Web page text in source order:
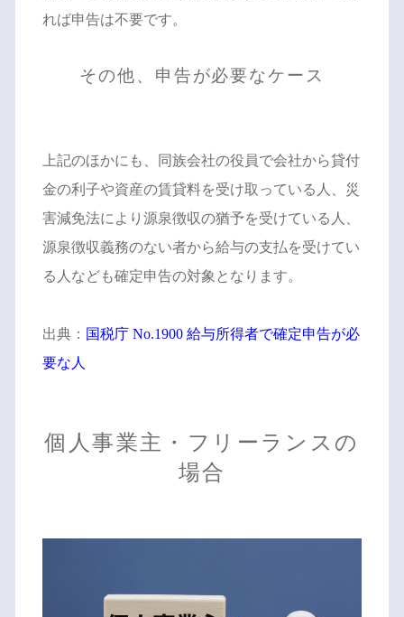
れば申告は不要です。
その他、申告が必要なケース
上記のほかにも、同族会社の役員で会社から貸付
金の利子や資産の賃貸料を受け取っている人、災
害減免法により源泉徴収の猶予を受けている人、
源泉徴収義務のない者から給与の支払を受けてい
る人なども確定申告の対象となります。
出典： 国税庁 No.1900 給与所得者で確定申告が必
要な人
個人事業主・フリーランスの
場合